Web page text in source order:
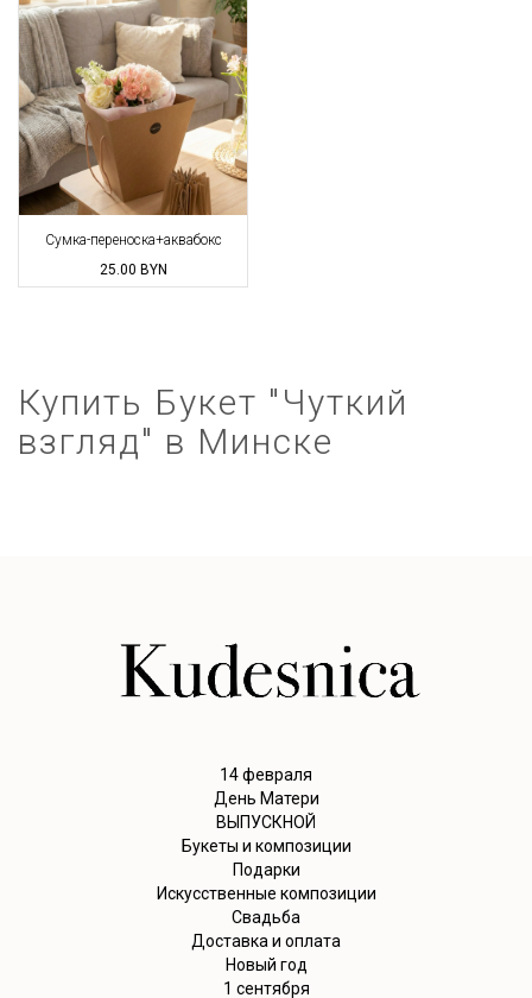
Сумка-переноска+аквабокс
25.00 BYN
Купить Букет "Чуткий
взгляд" в Минске
14 февраля
День Матери
ВЫПУСКНОЙ
Букеты и композиции
Подарки
Искусственные композиции
Свадьба
Доставка и оплата
Новый год
1 сентября